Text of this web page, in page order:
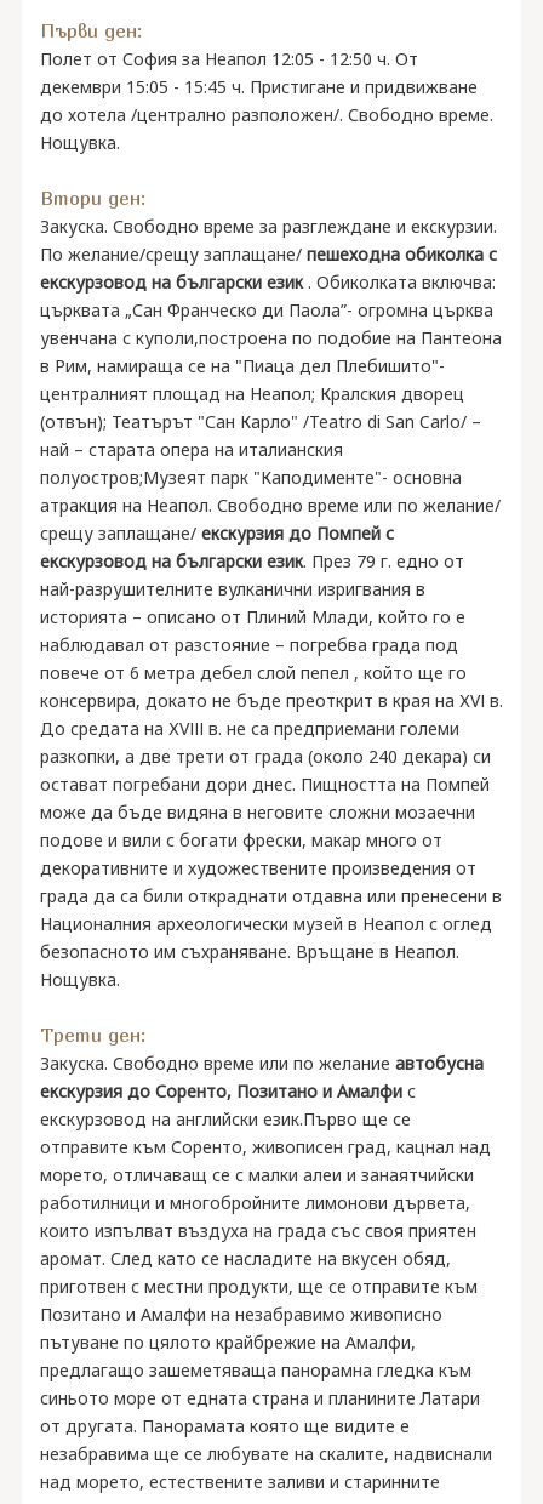
Първи ден:
Полет от София за Неапол 12:05 - 12:50 ч. От
декември 15:05 - 15:45 ч. Пристигане и придвижване
до хотела /централно разположен/. Свободно време.
Нощувка.
Втори ден:
Закуска. Свободно време за разглеждане и екскурзии.
По желание/срещу заплащане/ пешеходна обиколка с
екскурзовод на български език. Обиколката включва:
църквата „Сан Франческо ди Паола”- огромна църква
увенчана с куполи,построена по подобие на Пантеона
в Рим, намираща се на "Пиаца дел Плебишито"-
централният площад на Неапол; Кралския дворец
(отвън); Театърът "Сан Карло" /Teatro di San Carlo/ –
най – старата опера на италианския
полуостров;Музеят парк "Каподименте"- основна
атракция на Неапол. Свободно време или по желание/
срещу заплащане/екскурзия до Помпей с
екскурзовод на български език. През 79 г. едно от
най-разрушителните вулканични изригвания в
историята – описано от Плиний Млади, който го е
наблюдавал от разстояние – погребва града под
повече от 6 метра дебел слой пепел , който ще го
консервира, докато не бъде преоткрит в края на ХVІ в.
До средата на ХVІІІ в. не са предприемани големи
разкопки, а две трети от града (около 240 декара) си
остават погребани дори днес. Пищността на Помпей
може да бъде видяна в неговите сложни мозаечни
подове и вили с богати фрески, макар много от
декоративните и художествените произведения от
града да са били откраднати отдавна или пренесени в
Националния археологически музей в Неапол с оглед
безопасното им съхраняване. Връщане в Неапол.
Нощувка.
Трети ден:
Закуска. Свободно време или по желание автобусна
екскурзия до Соренто, Позитано и Амалфис
екскурзовод на английски език.Първо ще се
отправите към Соренто, живописен град, кацнал над
морето, отличаващ се с малки алеи и занаятчийски
работилници и многобройните лимонови дървета,
които изпълват въздуха на града със своя приятен
аромат. След като се насладите на вкусен обяд,
приготвен с местни продукти, ще се отправите към
Позитано и Амалфи на незабравимо живописно
пътуване по цялото крайбрежие на Амалфи,
предлагащо зашеметяваща панорамна гледка към
синьото море от едната страна и планините Латари
от другата. Панорамата която ще видите е
незабравима ще се любувате на скалите, надвиснали
над морето, естествените заливи и старинните